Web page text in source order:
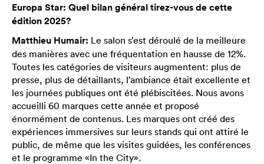
Europa Star: Quel bilan général tirez-vous de cette
édition 2025?
Matthieu Humair: Le salon s’est déroulé de la meilleure
des manières avec une fréquentation en hausse de 12%.
Toutes les catégories de visiteurs augmentent: plus de
presse, plus de détaillants, l’ambiance était excellente et
les journées publiques ont été plébiscitées. Nous avons
accueilli 60 marques cette année et proposé
énormément de contenus. Les marques ont créé des
expériences immersives sur leurs stands qui ont attiré le
public, de même que les visites guidées, les conférences
et le programme «In the City».